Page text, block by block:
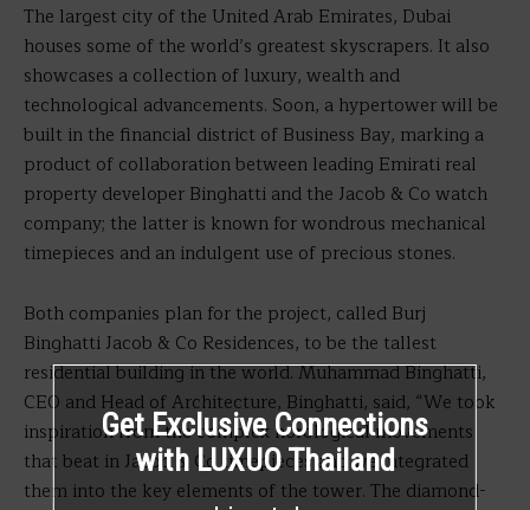
The largest city of the United Arab Emirates, Dubai
houses some of the world’s greatest skyscrapers. It also
showcases a collection of luxury, wealth and
technological advancements. Soon, a hypertower will be
built in the financial district of Business Bay, marking a
product of collaboration between leading Emirati real
property developer Binghatti and the Jacob & Co watch
company; the latter is known for wondrous mechanical
timepieces and an indulgent use of precious stones.
Both companies plan for the project, called Burj
Binghatti Jacob & Co Residences, to be the tallest
residential building in the world. Muhammad Binghatti,
CEO and Head of Architecture, Binghatti, said, “We took
inspiration from the complex horological movements
that beat in Jacob & Co timepieces and we integrated
them into the key elements of the tower. The diamond-
Get Exclusive Connections
with LUXUO Thailand